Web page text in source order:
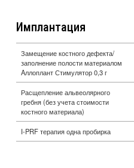
Имплантация
Замещение костного дефекта/
заполнение полости материалом
Aллоплант Стимулятор 0,3 г
Расщепление альвеолярного
гребня (без учета стоимости
костного материала)
I-PRF терапия одна пробирка